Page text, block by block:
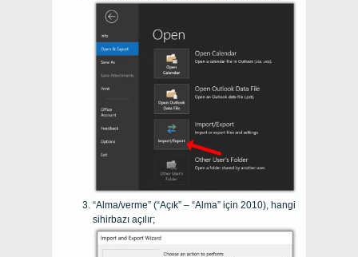
“Alma/verme” (“Açık” – “Alma” için 2010), hangi
sihirbazı açılır;